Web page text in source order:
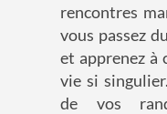
rencontres
vous passez
et apprenez à
vie si
de vos